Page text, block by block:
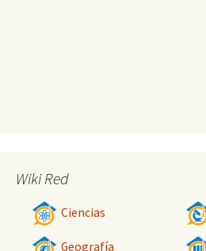
Wiki Red
Ciencias
Geografía